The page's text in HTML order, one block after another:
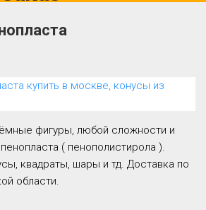
фигуры, любой сложности и
( пенополистирола ).
квадраты, шары и тд. Доставка по
области.